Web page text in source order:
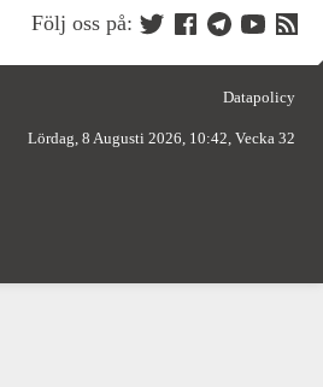
Följ oss på:
Datapolicy
Lördag, 8 Augusti 2026, 10:42, Vecka 32